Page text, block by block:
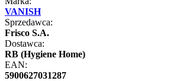
VANISH
Sprzedawca:
Frisco S.A.
Dostawca:
RB (Hygiene Home)
EAN:
5900627031287